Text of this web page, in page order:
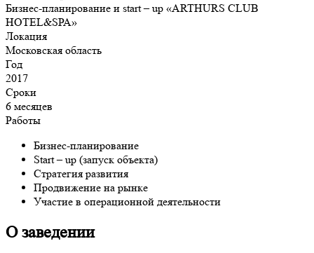
Бизнес-планирование и start – up «ARTHURS CLUB
HOTEL&SРА»
Локация
Московская область
Год
2017
Сроки
6 месяцев
Работы
Бизнес-планирование
Start – up (запуск объекта)
Стратегия развития
Продвижение на рынке
Участие в операционной деятельности
О заведении